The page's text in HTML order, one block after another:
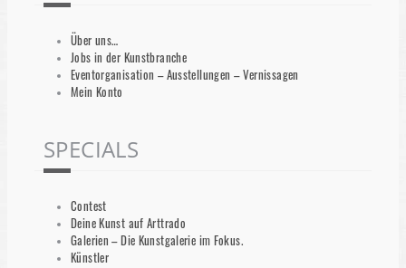
Über uns…
Jobs in der Kunstbranche
Eventorganisation – Ausstellungen – Vernissagen
Mein Konto
SPECIALS
Contest
Deine Kunst auf Arttrado
Galerien – Die Kunstgalerie im Fokus.
Künstler